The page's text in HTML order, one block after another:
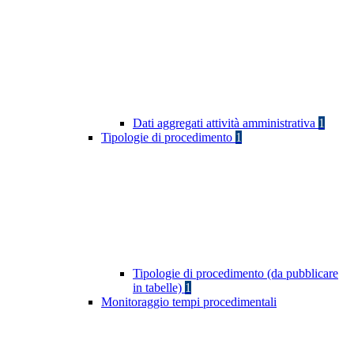
Dati aggregati attività amministrativa 1
Tipologie di procedimento 1
Tipologie di procedimento (da pubblicare
in tabelle) 1
Monitoraggio tempi procedimentali